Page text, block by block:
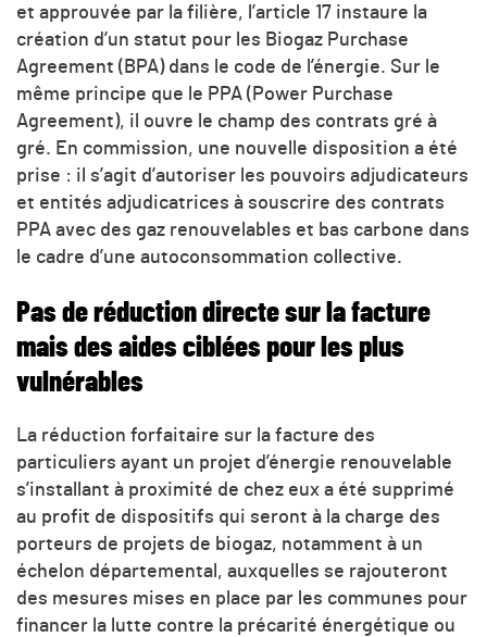
et approuvée par la filière, l’article 17 instaure la
création d’un statut pour les Biogaz Purchase
Agreement (BPA) dans le code de l’énergie. Sur le
même principe que le PPA (Power Purchase
Agreement), il ouvre le champ des contrats gré à
gré. En commission, une nouvelle disposition a été
prise : il s’agit d’autoriser les pouvoirs adjudicateurs
et entités adjudicatrices à souscrire des contrats
PPA avec des gaz renouvelables et bas carbone dans
le cadre d’une autoconsommation collective.
Pas de réduction directe sur la facture
mais des aides ciblées pour les plus
vulnérables
La réduction forfaitaire sur la facture des
particuliers ayant un projet d’énergie renouvelable
s’installant à proximité de chez eux a été supprimé
au profit de dispositifs qui seront à la charge des
porteurs de projets de biogaz, notamment à un
échelon départemental, auxquelles se rajouteront
des mesures mises en place par les communes pour
financer la lutte contre la précarité énergétique ou